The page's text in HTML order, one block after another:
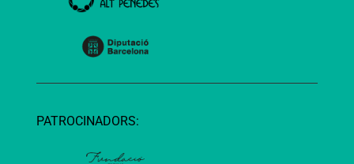
PATROCINADORS: